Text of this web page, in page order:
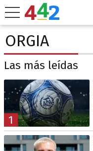
ORGIA
Las más leídas
1